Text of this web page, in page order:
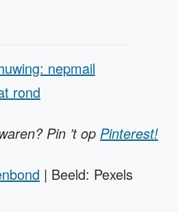
nepmail
rond
Pin ’t op Pinterest!
| Beeld: Pexels